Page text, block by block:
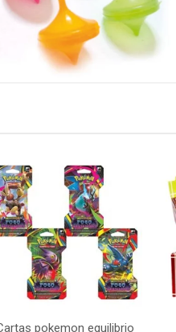
pokemon equilibrio